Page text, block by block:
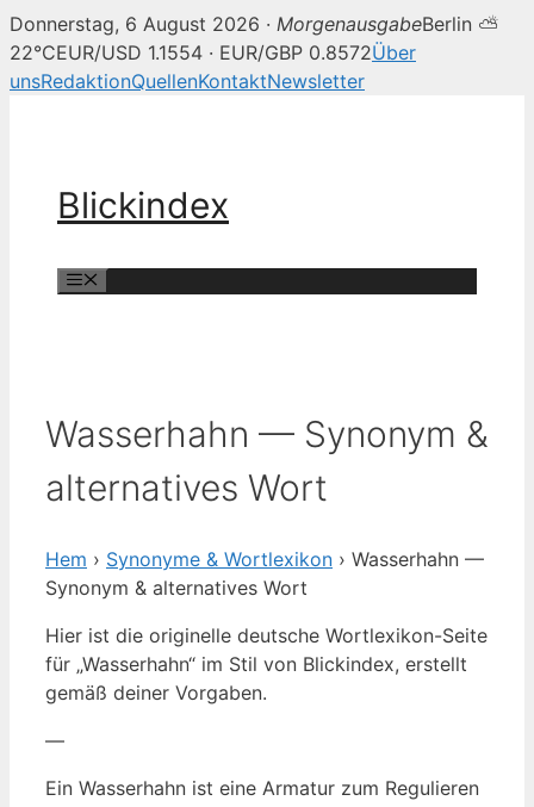
Donnerstag, 6 August 2026 · MorgenausgabeBerlin ⛅
22°CEUR/USD 1.1554 · EUR/GBP 0.8572Über
unsRedaktionQuellenKontaktNewsletter
Blickindex
Wasserhahn — Synonym &
alternatives Wort
Hem › Synonyme & Wortlexikon › Wasserhahn —
Synonym & alternatives Wort
Hier ist die originelle deutsche Wortlexikon-Seite
für „Wasserhahn“ im Stil von Blickindex, erstellt
gemäß deiner Vorgaben.
—
Ein Wasserhahn ist eine Armatur zum Regulieren